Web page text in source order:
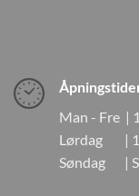
Man - Fre |
Lørdag |
Søndag |